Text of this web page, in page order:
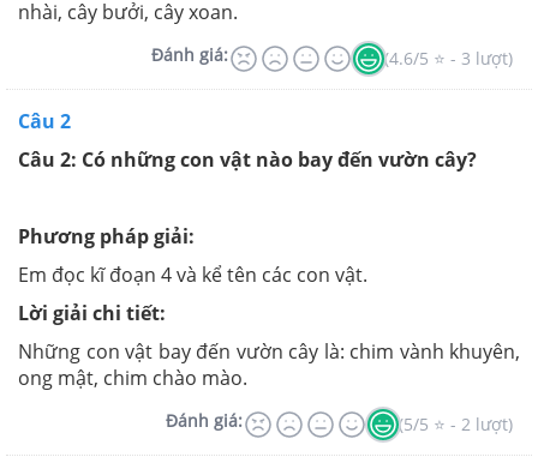
nhài, cây bưởi, cây xoan.
Đánh giá: (4.6/5 ⭐ - 3 lượt)
Câu 2
Câu 2: Có những con vật nào bay đến vườn cây?
Phương pháp giải:
Em đọc kĩ đoạn 4 và kể tên các con vật.
Lời giải chi tiết:
Những con vật bay đến vườn cây là: chim vành khuyên,
ong mật, chim chào mào.
Đánh giá: (5/5 ⭐ - 2 lượt)